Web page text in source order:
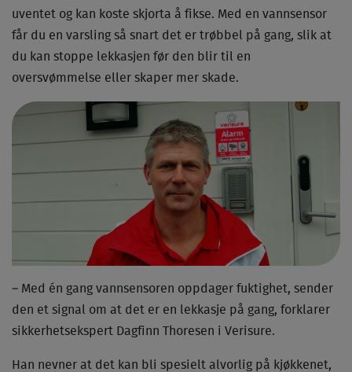
uventet og kan koste skjorta å fikse. Med en vannsensor
får du en varsling så snart det er trøbbel på gang, slik at
du kan stoppe lekkasjen før den blir til en
oversvømmelse eller skaper mer skade.
– Med én gang vannsensoren oppdager fuktighet, sender
den et signal om at det er en lekkasje på gang, forklarer
sikkerhetsekspert Dagfinn Thoresen i Verisure.
Han nevner at det kan bli spesielt alvorlig på kjøkkenet,